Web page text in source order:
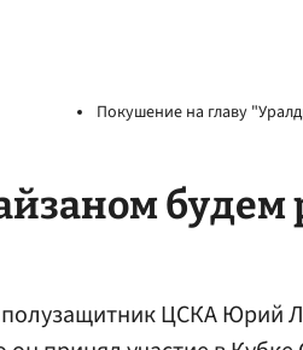
Покушение на главу
будем
ЦСКА Юрий